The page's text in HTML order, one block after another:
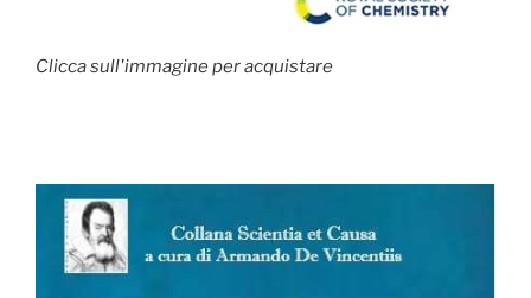
Clicca sull'immagine per acquistare